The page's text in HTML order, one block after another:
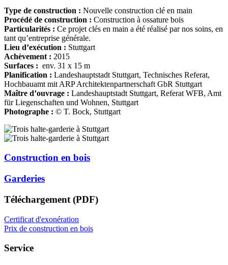
Type de construction : Nouvelle construction clé en main
Procédé de construction : Construction à ossature bois
Particularités : Ce projet clés en main a été réalisé par nos soins, en
tant qu’entreprise générale.
Lieu d’exécution : Stuttgart
Achèvement : 2015
Surfaces : env. 31 x 15 m
Planification : Landeshauptstadt Stuttgart, Technisches Referat,
Hochbauamt mit ARP Architektenpartnerschaft GbR Stuttgart
Maître d’ouvrage : Landeshauptstadt Stuttgart, Referat WFB, Amt
für Liegenschaften und Wohnen, Stuttgart
Photographe : © T. Bock, Stuttgart
Construction en bois
Garderies
Téléchargement (PDF)
Certificat d'exonération
Prix de construction en bois
Service